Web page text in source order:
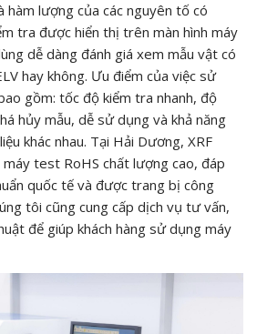
hàm lượng của các nguyên tố có
tra được hiển thị trên màn hình máy
dễ dàng đánh giá xem mẫu vật có
hay không. Ưu điểm của việc sử
gồm: tốc độ kiểm tra nhanh, độ
hủy mẫu, dễ sử dụng và khả năng
khác nhau. Tại Hải Dương, XRF
máy test RoHS chất lượng cao, đáp
quốc tế và được trang bị công
tôi cũng cung cấp dịch vụ tư vấn,
để giúp khách hàng sử dụng máy